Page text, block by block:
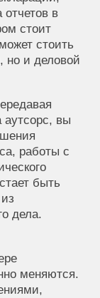
отчетов в
стоит
стоить
но и деловой
аутсорс, вы
работы с
быть
дела.
меняются.